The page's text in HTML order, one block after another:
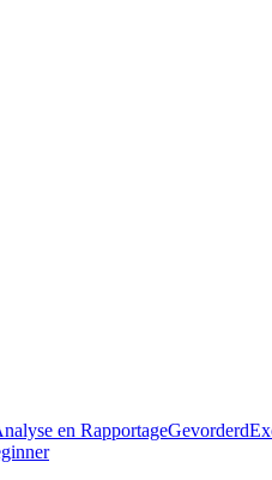
en RapportageGevorderd